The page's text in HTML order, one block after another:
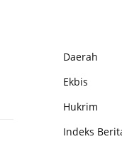
Daerah
Ekbis
Hukrim
Indeks